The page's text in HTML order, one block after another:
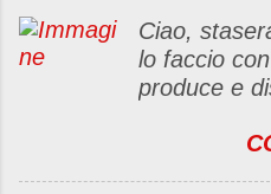
avete il
problem.
seguenti 1)
blog con il
http://
Ciao,
lo faccio
produce e
qualità a